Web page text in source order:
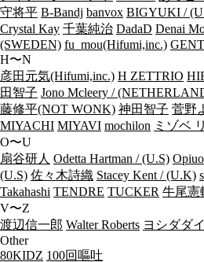
守将平 B-Bandj banvox BIGYUKI /
Crystal Kay 千葉純治 DadaD Denai
(SWEDEN) fu_mou(Hifumi,inc.)
H〜N
彦田元気(Hifumi,inc.) H ZETTRIO
田智子 Jono Mcleery /
藤修平(NOT WONK) 神田智子 菅野
MIYACHI MIYAVI mochilon ミゾベ
O〜U
扇谷研人 Odetta Hartman / (U.S)
(U.S) 佐々木詩織 Stacey Kent / (U.K)
Takahashi TENDRE TUCKER 牛尾憲
V〜Z
渡辺信一郎 Walter Roberts ヨシダダ
Other
80KIDZ 100回嘔吐